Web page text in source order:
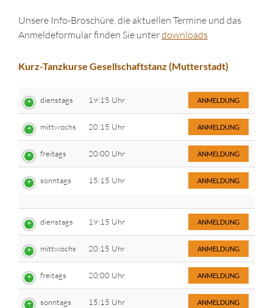
Unsere Info-Broschüre, die aktuellen Termine und das
Anmeldeformular finden Sie unterdownloads
Kurz-Tanzkurse Gesellschaftstanz (Mutterstadt)
dienstags 19:15 Uhr ANMELDUNG
mittwochs 20:15 Uhr ANMELDUNG
freitags 20:00 Uhr ANMELDUNG
sonntags 15:15 Uhr ANMELDUNG
dienstags 19:15 Uhr ANMELDUNG
mittwochs 20:15 Uhr ANMELDUNG
freitags 20:00 Uhr ANMELDUNG
sonntags 15:15 Uhr ANMELDUNG